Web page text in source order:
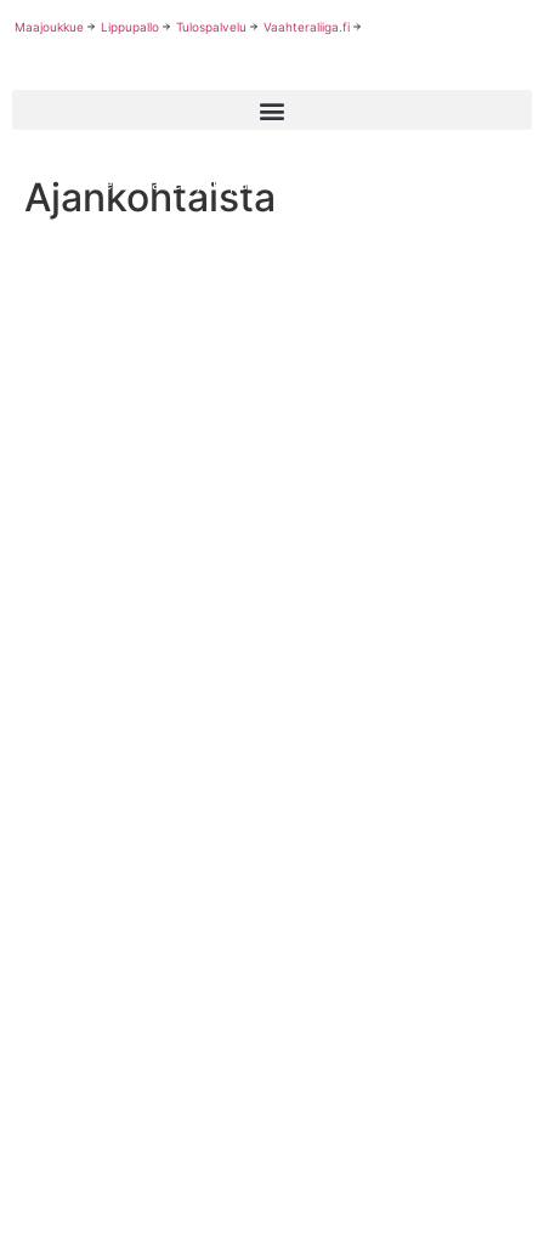
Maajoukkue Lippupallo Tulospalvelu Vaahteraliiga.fi
Ajankohtaista
Amerikkalaisen jalkapallon EM-turnaus pelataan Saksan